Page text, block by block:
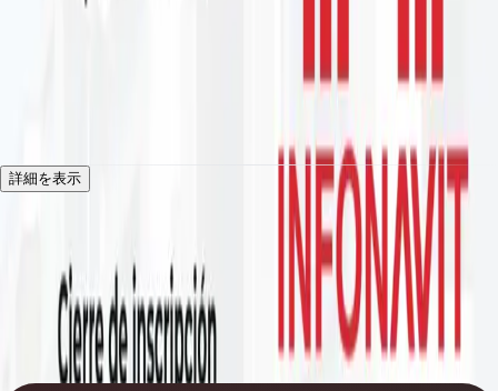
お知らせします。午後2時、組合顧問、書記長、SITIMM組合
Excelsior s/n、Cd de los Olivos、36544 Irapuato、Gto。
詳細を表示